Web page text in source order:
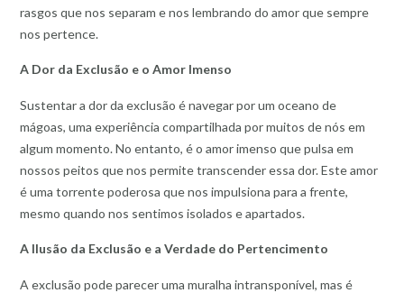
rasgos que nos separam e nos lembrando do amor que sempre
nos pertence.
A Dor da Exclusão e o Amor Imenso
Sustentar a dor da exclusão é navegar por um oceano de
mágoas, uma experiência compartilhada por muitos de nós em
algum momento. No entanto, é o amor imenso que pulsa em
nossos peitos que nos permite transcender essa dor. Este amor
é uma torrente poderosa que nos impulsiona para a frente,
mesmo quando nos sentimos isolados e apartados.
A Ilusão da Exclusão e a Verdade do Pertencimento
A exclusão pode parecer uma muralha intransponível, mas é